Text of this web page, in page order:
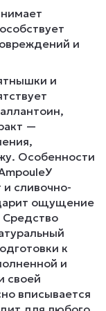
и
и
—
Особенности
сливочно-
ощущение
Средство
к
и
своей
впиcывается